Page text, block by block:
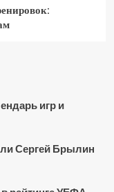
игр и
Сергей Брылин